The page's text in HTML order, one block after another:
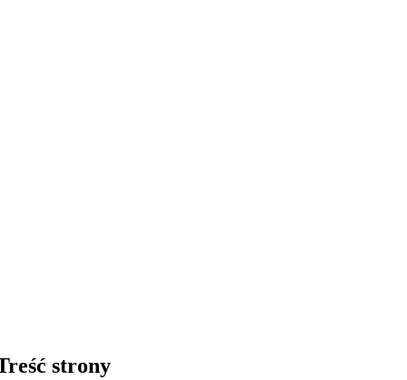
strony